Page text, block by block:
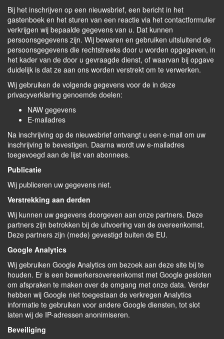
Bij het inschrijven op een nieuwsbrief, een bericht in het
gastenboek en het sturen van een reactie via het contactformulier
verkrijgen wij bepaalde gegevens van u. Dat kunnen
persoonsgegevens zijn. Wij bewaren en gebruiken uitsluitend de
persoonsgegevens die rechtstreeks door u worden opgegeven, in
het kader van de door u gevraagde dienst, of waarvan bij opgave
duidelijk is dat ze aan ons worden verstrekt om te verwerken.
Wij gebruiken de volgende gegevens voor de in deze
privacyverklaring genoemde doelen:
NAW gegevens
E-mailadres
Na inschrijving op de nieuwsbrief ontvangt u een e-mail om uw
inschrijving te bevestigen. Daarna wordt uw e-mailadres
toegevoegd aan de lijst van abonnees.
Publicatie
Wij publiceren uw gegevens niet.
Verstrekking aan derden
Wij kunnen uw gegevens doorgeven aan onze partners. Deze
partners zijn betrokken bij de uitvoering van de overeenkomst.
Deze partners zijn (mede) gevestigd buiten de EU.
Google Analytics
Wij gebruiken Google Analytics om bezoek aan deze site bij te
houden. Er is een bewerkersovereenkomst met Google gesloten
om afspraken te maken over de omgang met onze data. Verder
hebben wij Google niet toegestaan de verkregen Analytics
informatie te gebruiken voor andere Google diensten, tot slot
laten wij de IP-adressen anonimiseren.
Beveiliging